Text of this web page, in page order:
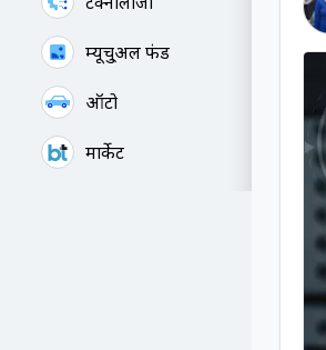
म्यूचु्अल फंड
ऑटो
मार्केट